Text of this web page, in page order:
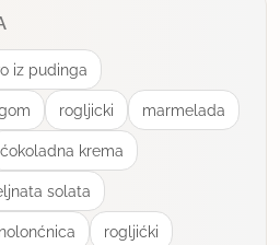
iz pudinga
rogljicki marmelada
ćokoladna krema
solata
rogljićki